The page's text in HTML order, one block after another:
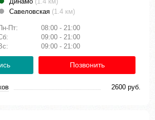
Савеловская (1.4 км)
Пт:
08:00 - 21:00
09:00 - 21:00
09:00 - 21:00
Позвонить
2600 руб.